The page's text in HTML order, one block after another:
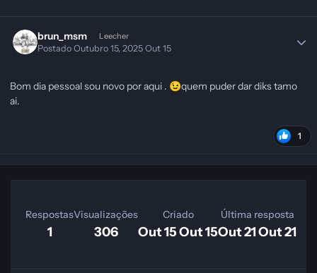
brun_msm Leecher
PostadoOutubro 15, 2025Out 15
Bom dia pessoal sou novo por aqui . 😉quem puder dar diks tamo
ai.
1
Respostas
1
Visualizações
306
Criado
Out 15Out 15
Última resposta
Out 21Out 21